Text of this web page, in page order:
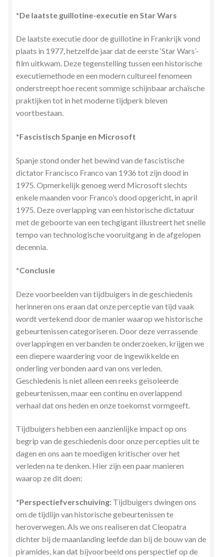
*De laatste guillotine-executie en Star Wars
De laatste executie door de guillotine in Frankrijk vond
plaats in 1977, hetzelfde jaar dat de eerste ‘Star Wars’-
film uitkwam. Deze tegenstelling tussen een historische
executiemethode en een modern cultureel fenomeen
onderstreept hoe recent sommige schijnbaar archaïsche
praktijken tot in het moderne tijdperk bleven
voortbestaan.
*Fascistisch Spanje en Microsoft
Spanje stond onder het bewind van de fascistische
dictator Francisco Franco van 1936 tot zijn dood in
1975. Opmerkelijk genoeg werd Microsoft slechts
enkele maanden voor Franco’s dood opgericht, in april
1975. Deze overlapping van een historische dictatuur
met de geboorte van een techgigant illustreert het snelle
tempo van technologische vooruitgang in de afgelopen
decennia.
*Conclusie
Deze voorbeelden van tijdbuigers in de geschiedenis
herinneren ons eraan dat onze perceptie van tijd vaak
wordt vertekend door de manier waarop we historische
gebeurtenissen categoriseren. Door deze verrassende
overlappingen en verbanden te onderzoeken, krijgen we
een diepere waardering voor de ingewikkelde en
onderling verbonden aard van ons verleden.
Geschiedenis is niet alleen een reeks geïsoleerde
gebeurtenissen, maar een continu en overlappend
verhaal dat ons heden en onze toekomst vormgeeft.
Tijdbuigers hebben een aanzienlijke impact op ons
begrip van de geschiedenis door onze percepties uit te
dagen en ons aan te moedigen kritischer over het
verleden na te denken. Hier zijn een paar manieren
waarop ze dit doen:
*Perspectiefverschuiving: Tijdbuigers dwingen ons
om de tijdlijn van historische gebeurtenissen te
heroverwegen. Als we ons realiseren dat Cleopatra
dichter bij de maanlanding leefde dan bij de bouw van de
piramides, kan dat bijvoorbeeld ons perspectief op de